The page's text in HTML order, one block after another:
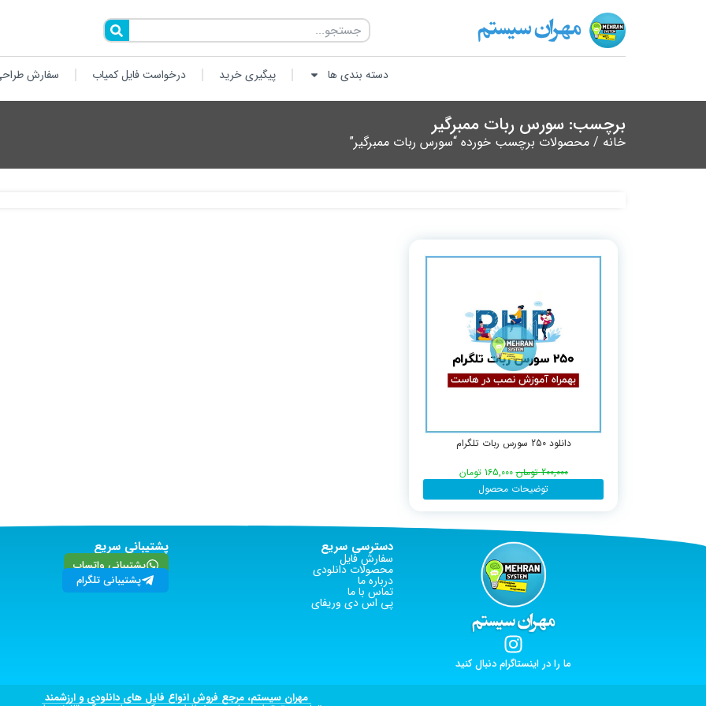
دسته بندی ها پیگیری خرید درخواست فایل کمیاب سفارش
برچسب: سورس ربات ممبرگیر
خانه / محصولات برچسب خورده “سورس ربات ممبرگیر”
دانلود 250 سورس ربات تلگرام
200,000 تومان 165,000 تومان
توضیحات محصول
ما را در اینستاگرام دنبال کنید
دسترسی سریع
سفارش فایل
محصولات دانلودی
درباره ما
تماس با ما
پی اس دی وریفای
پشتیبانی سریع
پشتیبانی واتساپ
پشتیبانی تلگرام
مهران سیستم، مرجع فروش انواع فایل های دانلودی و ارزشمند